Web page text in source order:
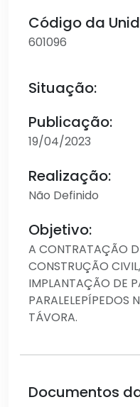
Código da
601096
Situação:
Publicação:
19/04/2023
Realização:
Não Definido
Objetivo:
A CONTRATAÇÃO
CONSTRUÇÃO
IMPLANTAÇÃO DE
PARALELEPÍPEDOS
TÁVORA.
Documentos